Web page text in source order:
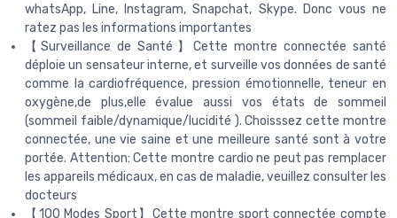
whatsApp, Line, lnstagram, Snapchat, Skype. Donc vous ne
ratez pas les informations importantes
【Surveillance de Santé】Cette montre connectée santé
déploie un sensateur interne, et surveille vos données de santé
comme la cardiofréquence, pression émotionnelle, teneur en
oxygène,de plus,elle évalue aussi vos états de sommeil
(sommeil faible/dynamique/lucidité ). Choisssez cette montre
connectée, une vie saine et une meilleure santé sont à votre
portée. Attention: Cette montre cardio ne peut pas remplacer
les appareils médicaux, en cas de maladie, veuillez consulter les
docteurs
【100 Modes Sport】Cette montre sport connectée compte